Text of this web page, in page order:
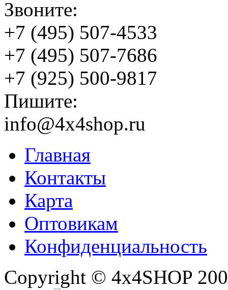
Звоните:
+7 (495) 507-4533
+7 (495) 507-7686
+7 (925) 500-9817
Пишите:
info@4x4shop.ru
Главная
Контакты
Карта
Оптовикам
Конфиденциальность
Copyright © 4x4SHOP